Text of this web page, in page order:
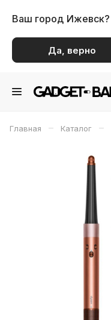
Ваш город Ижевск?
Да, верно
Главная – Каталог –